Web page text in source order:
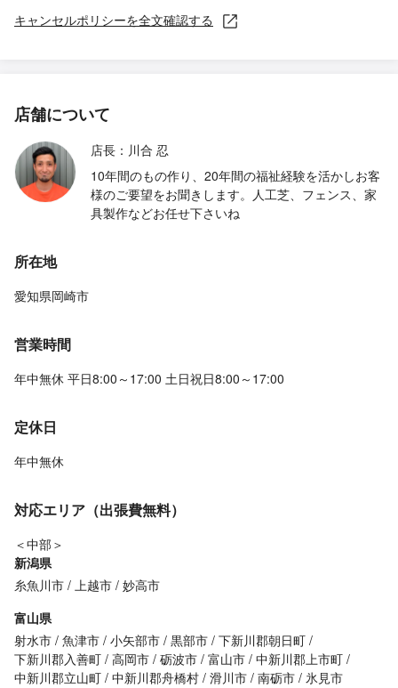
キャンセルポリシーを全文確認する
店舗について
店長：川合 忍
10年間のもの作り、20年間の福祉経験を活かしお客
様のご要望をお聞きします。人工芝、フェンス、家
具製作などお任せ下さいね
所在地
愛知県岡崎市
営業時間
年中無休 平日8:00～17:00 土日祝日8:00～17:00
定休日
年中無休
対応エリア（出張費無料）
＜中部＞
新潟県
糸魚川市 上越市 妙高市
富山県
射水市 魚津市 小矢部市 黒部市 下新川郡朝日町
下新川郡入善町 高岡市 砺波市 富山市 中新川郡上市町
中新川郡立山町 中新川郡舟橋村 滑川市 南砺市 氷見市